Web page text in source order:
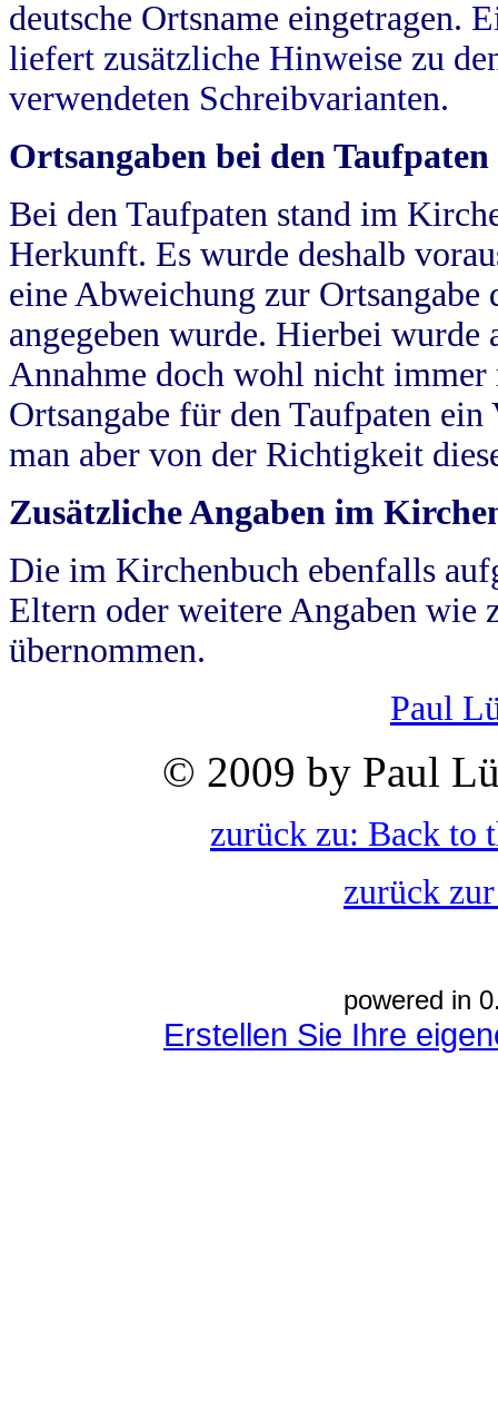
deutsche Ortsname eingetragen.
liefert zusätzliche Hinweise zu
verwendeten Schreibvarianten.
Ortsangaben bei den Taufpaten
Bei den Taufpaten stand im
Herkunft. Es wurde deshalb
eine Abweichung zur
angegeben wurde. Hierbei wurde
Annahme doch wohl nicht
Ortsangabe für den Taufpaten
man aber von der Richtigkeit
Zusätzliche Angaben im
Die im Kirchenbuch ebenfalls
Eltern oder weitere Angaben wie
übernommen.
Paul
© 2009 by Paul
zurück zu: Back to
zurück
powered in
Erstellen Sie Ihre